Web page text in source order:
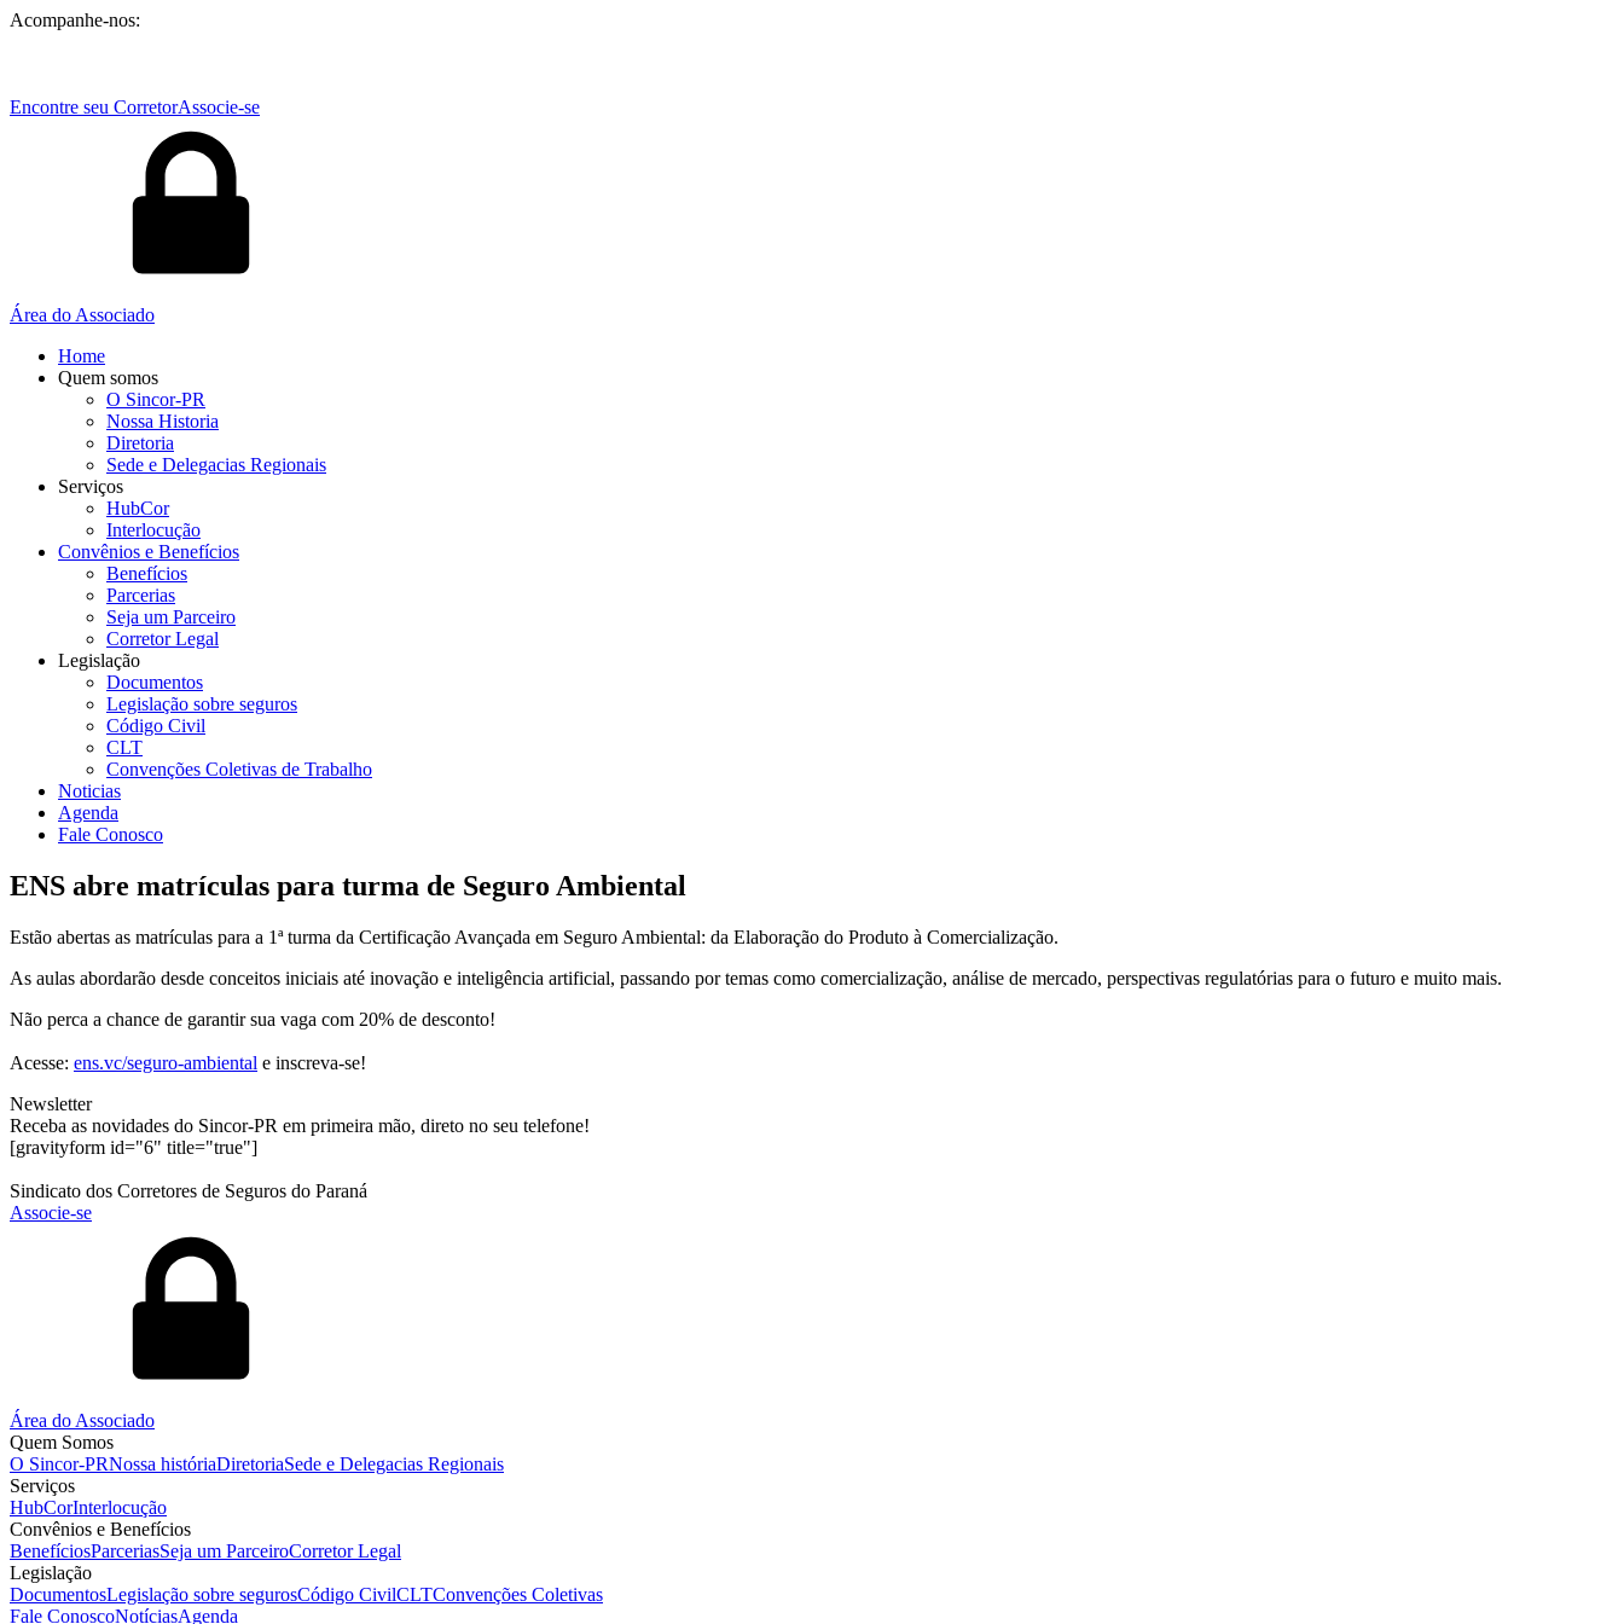
Acompanhe-nos:
Encontre seu CorretorAssocie-se
Área do Associado
Home
Quem somos
O Sincor-PR
Nossa Historia
Diretoria
Sede e Delegacias Regionais
Serviços
HubCor
Interlocução
Convênios e Benefícios
Benefícios
Parcerias
Seja um Parceiro
Corretor Legal
Legislação
Documentos
Legislação sobre seguros
Código Civil
CLT
Convenções Coletivas de Trabalho
Noticias
Agenda
Fale Conosco
ENS abre matrículas para turma de Seguro Ambiental
Estão abertas as matrículas para a 1ª turma da Certificação Avançada em Seguro Ambiental: da Elaboração do Produto à Comercialização.
As aulas abordarão desde conceitos iniciais até inovação e inteligência artificial, passando por temas como comercialização, análise de mercado, perspectivas regulatórias para o futuro e muito mais.
Não perca a chance de garantir sua vaga com 20% de desconto!
Acesse: ens.vc/seguro-ambiental e inscreva-se!
Newsletter
Receba as novidades do Sincor-PR em primeira mão, direto no seu telefone!
[gravityform id="6" title="true"]
Sindicato dos Corretores de Seguros do Paraná
Associe-se
Área do Associado
Quem Somos
O Sincor-PRNossa históriaDiretoriaSede e Delegacias Regionais
Serviços
HubCorInterlocução
Convênios e Benefícios
BenefíciosParceriasSeja um ParceiroCorretor Legal
Legislação
DocumentosLegislação sobre segurosCódigo CivilCLTConvenções Coletivas
Fale ConoscoNotíciasAgenda